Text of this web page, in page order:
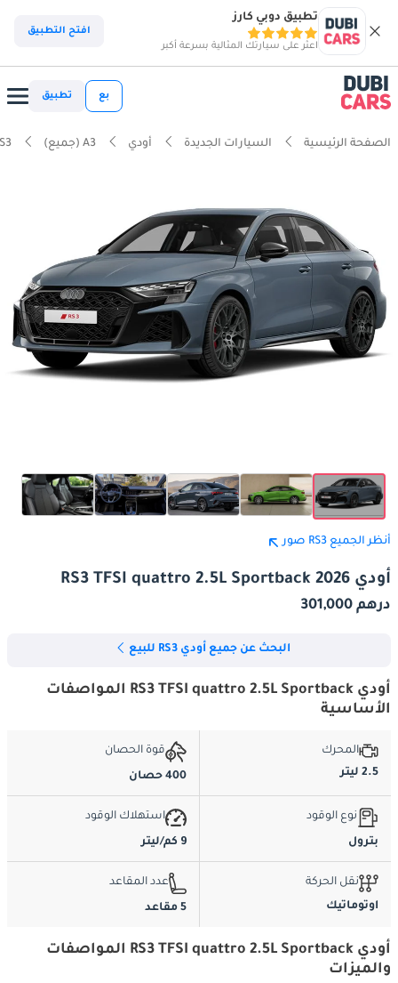
تطبيق دوبي كارز
اعثر على سيارتك المثالية بسرعة أكبر
افتح التطبيق
بع تطبيق
الصفحة الرئيسية السيارات الجديدة أودي A3 (جميع)
أنظر الجميع RS3 صور
أودي RS3 TFSI quattro 2.5L Sportback 2026
درهم 301,000
البحث عن جميع أودي RS3 للبيع
أودي RS3 TFSI quattro 2.5L Sportback المواصفات
الأساسية
المحرك
2.5 ليتر
قوة الحصان
400 حصان
نوع الوقود
بترول
استهلاك الوقود
9 كم/ليتر
نقل الحركة
اوتوماتيك
عدد المقاعد
5 مقاعد
أودي RS3 TFSI quattro 2.5L Sportback المواصفات
والميزات